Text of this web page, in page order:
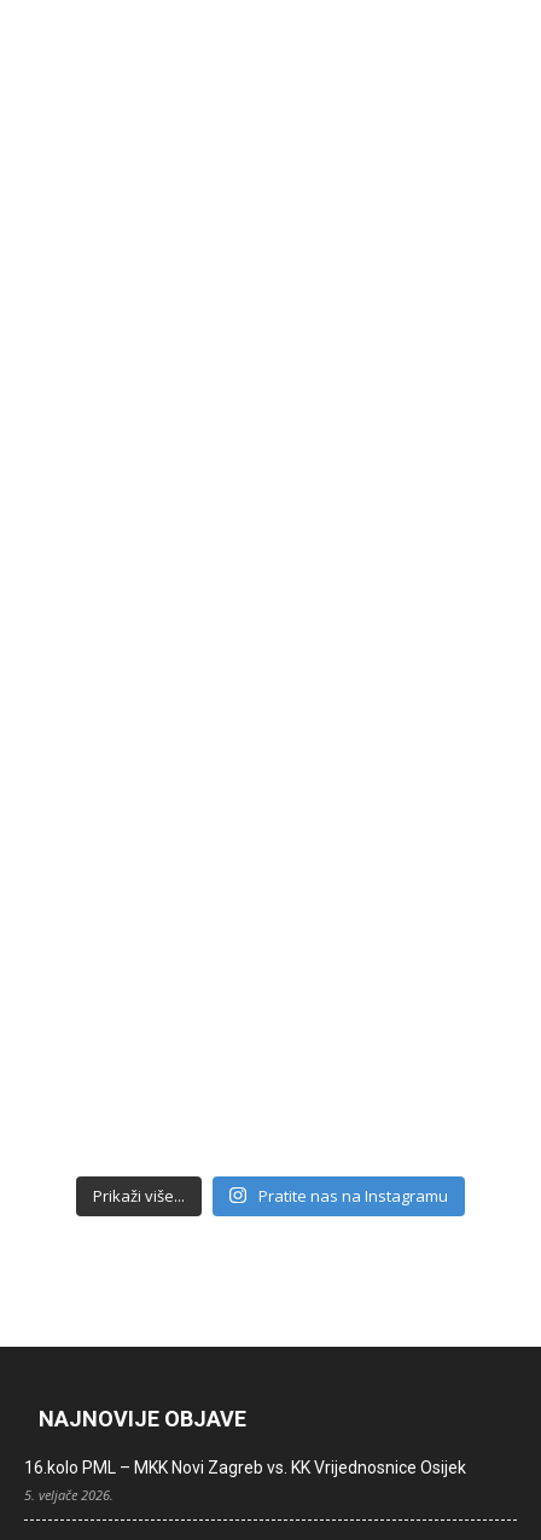
Prikaži više... Pratite nas na Instagramu
NAJNOVIJE OBJAVE
16.kolo PML – MKK Novi Zagreb vs. KK Vrijednosnice Osijek
5. veljače 2026.